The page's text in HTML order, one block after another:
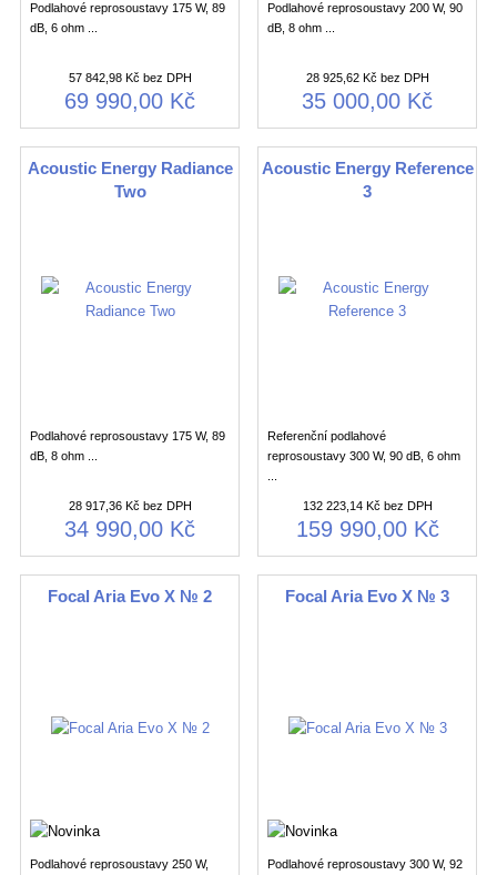
Podlahové reprosoustavy 175 W, 89
dB, 6 ohm ...
57 842,98 Kč bez DPH
69 990,00 Kč
Podlahové reprosoustavy 200 W, 90
dB, 8 ohm ...
28 925,62 Kč bez DPH
35 000,00 Kč
Acoustic Energy Radiance
Two
Podlahové reprosoustavy 175 W, 89
dB, 8 ohm ...
28 917,36 Kč bez DPH
34 990,00 Kč
Acoustic Energy Reference
3
Referenční podlahové
reprosoustavy 300 W, 90 dB, 6 ohm
132 223,14 Kč bez DPH
159 990,00 Kč
Focal Aria Evo X № 2
Podlahové reprosoustavy 250 W,
Focal Aria Evo X № 3
Podlahové reprosoustavy 300 W, 92